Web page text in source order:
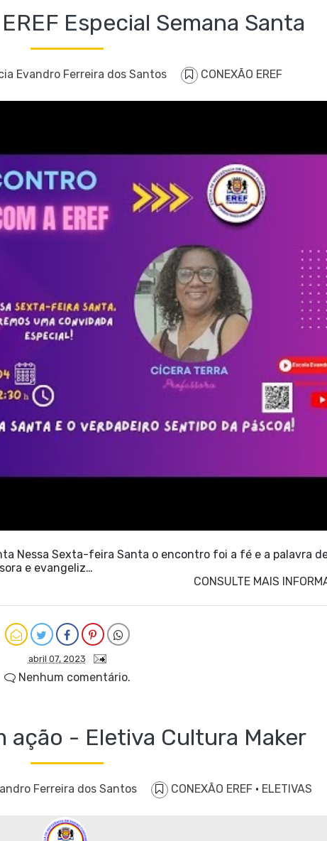
Especial Semana Santa
Evandro Ferreira dos Santos CONEXÃO EREF
Nessa Sexta-feira Santa o encontro foi a fé e a palavra
e evangeliz…
CONSULTE MAIS
abril 07, 2023
Nenhum comentário.
ação - Eletiva Cultura Maker
Ferreira dos Santos CONEXÃO EREF · ELETIVAS